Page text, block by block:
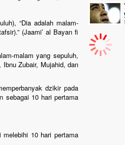
“Dia adalah malam-
(Jaami’ al Bayan fi
malam yang sepuluh,
Zubair, Mujahid, dan
dzikir pada
sebagai 10 hari pertama